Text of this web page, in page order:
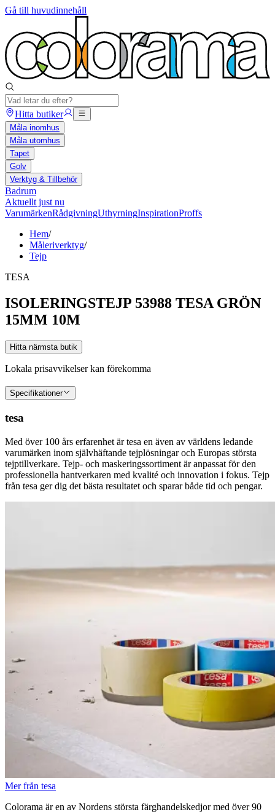
Gå till huvudinnehåll
Hitta butiker
Måla inomhus
Måla utomhus
Tapet
Golv
Verktyg & Tillbehör
Badrum
Aktuellt just nu
VarumärkenRådgivningUthyrningInspirationProffs
Hem/
Måleriverktyg/
Tejp
TESA
ISOLERINGSTEJP 53988 TESA GRÖN
15MM 10M
Hitta närmsta butik
Lokala prisavvikelser kan förekomma
Specifikationer
tesa
Med över 100 års erfarenhet är tesa en även av världens ledande
varumärken inom självhäftande tejplösningar och Europas största
tejptillverkare. Tejp- och maskeringssortiment är anpassat för den
professionella hantverkaren med kvalité och innovation i fokus. Tejp
från tesa ger dig det bästa resultatet och sparar både tid och pengar.
Mer från tesa
Colorama är en av Nordens största färghandelskedjor med över 90